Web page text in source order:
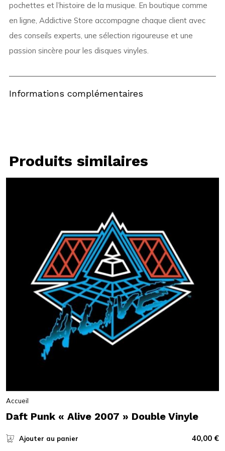
pochettes et l’histoire de la musique. En boutique comme
en ligne, Addictive Store accompagne chaque client avec
des conseils experts, une sélection rigoureuse et une
passion sincère pour les disques vinyles.
Informations complémentaires
Produits similaires
Accueil
Daft Punk « Alive 2007 » Double Vinyle
Ajouter au panier 40,00 €